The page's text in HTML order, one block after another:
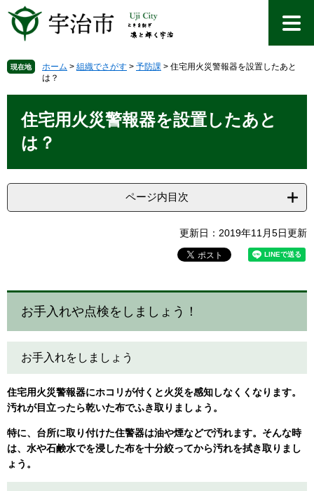
先
で
を
ば
へ
現在地 ホーム > 組織でさがす > 予防課 > 住宅用火災警報器を設置したあと
は？
住宅用火災警報器を設置したあと
は？
ページ内目次
更新日：2019年11月5日更新
お手入れや点検をしましょう！
お手入れをしましょう
住宅用火災警報器にホコリが付くと火災を感知しなくくなります。
汚れが目立ったら乾いた布でふき取りましょう。
特に、台所に取り付けた住警器は油や煙などで汚れます。そんな時
は、水や石鹸水でを浸した布を十分絞ってから汚れを拭き取りまし
ょう。